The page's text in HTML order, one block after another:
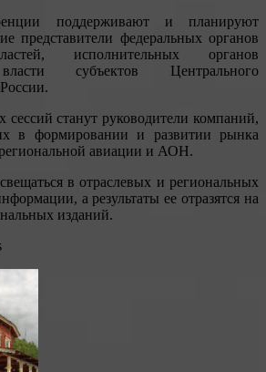
поддерживают и планируют
представители федеральных органов
исполнительных органов
субъектов Центрального
сессий станут руководители компаний,
в формировании и развитии рынка
авиации и АОН.
в отраслевых и региональных
а результаты ее отразятся на
изданий.